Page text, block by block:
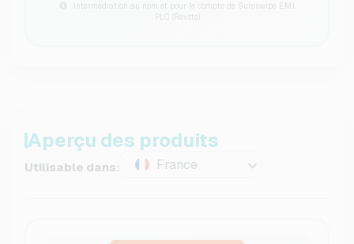
Intermédiation au nom et pour le compte de Sureswipe E.M.I.
PLC (Revsto)
Aperçu des produits
Utilisable dans: France